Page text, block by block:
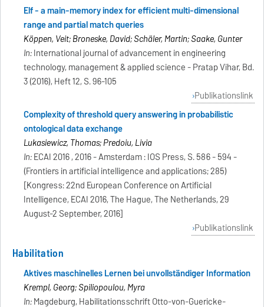
Elf - a main-memory index for efficient multi-dimensional
range and partial match queries
Köppen, Veit; Broneske, David; Schäler, Martin; Saake, Gunter
In:International journal of advancement in engineering
technology, management & applied science - Pratap Vihar, Bd.
3 (2016), Heft 12, S. 96-105
Publikationslink
Complexity of threshold query answering in probabilistic
ontological data exchange
Lukasiewicz, Thomas; Predoiu, Livia
In:ECAI 2016 , 2016 - Amsterdam : IOS Press, S. 586 - 594 -
(Frontiers in artificial intelligence and applications; 285)
[Kongress: 22nd European Conference on Artificial
Intelligence, ECAI 2016, The Hague, The Netherlands, 29
August-2 September, 2016]
Publikationslink
Habilitation
Aktives maschinelles Lernen bei unvollständiger Information
Krempl, Georg; Spiliopoulou, Myra
In:Magdeburg, Habilitationsschrift Otto-von-Guericke-